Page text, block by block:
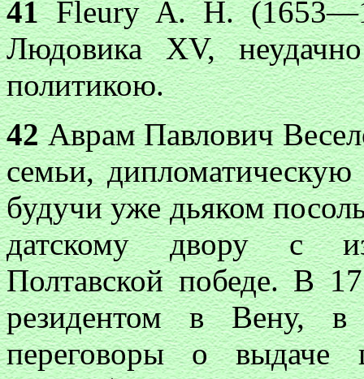
41Fleury A. H.
Людовика XV,
политикою.
42Аврам Павлович
семьи,
будучи уже дьяком
датскому двору с
Полтавской победе. В
резидентом в Вену,
переговоры о выдаче